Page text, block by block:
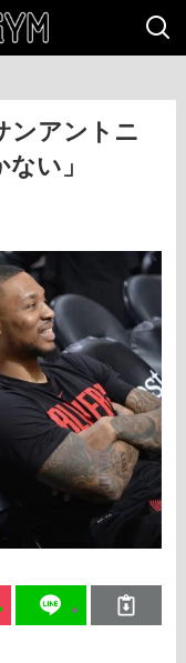
ンアントニ
い」